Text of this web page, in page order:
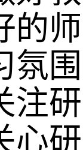
的
氛
注
心